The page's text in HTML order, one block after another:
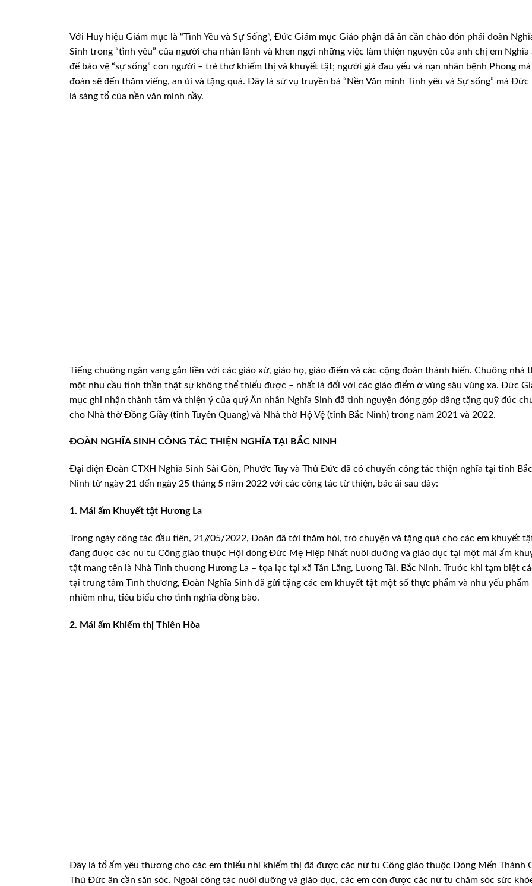
Với Huy hiệu Giám mục là “Tình Yêu và SựSống”, Đức Giám mục Giáo phận đã ân cần chào đón phái đoàn
Sinh trong “tình yêu” của người cha nhân lành và khen ngợi những việc làm thiện nguyện của anh chị em Nghĩa
để bảo vệ “sự sống” con người – trẻ thơ khiếm thị và khuyết tật; người già đau yếu và nạn nhân bệnh Phong
đoàn sẽ đến thăm viếng, an ủi và tặng quà. Đây là sứ vụ truyền bá “Nền Văn minh Tình yêu và Sự sống” mà
là sáng tổ của nền văn minh nầy.
Tiếng chuông ngân vang gắn liền với các giáo xứ, giáo họ, giáo điểm và các cộng đoàn thánh hiến. Chuông nhà
một nhu cầu tinh thần thật sự không thể thiếu được – nhất là đối với các giáo điểm ở vùng sâu vùng xa. Đức
mục ghi nhận thành tâm và thiện ‎ý của quý Ân nhân Nghĩa Sinh đã tình nguyện đóng góp dâng tặng quỹ đúc
cho Nhà thờ Đồng Giầy (tỉnh Tuyên Quang) và Nhà thờ Hộ Vệ (tỉnh Bắc Ninh) trong năm 2021 và 2022.
ĐOÀN NGHĨA SINH CÔNG TÁC THIỆN NGHĨA TẠI BẮC NINH
Đại diện Đoàn CTXH Nghĩa Sinh Sài Gòn, Phước Tuy và Thủ Đức đã có chuyến công tác thiện nghĩa tại tỉnh Bắc
Ninh từ ngày 21 đến ngày 25 tháng 5 năm 2022 với các công tác từ thiện, bác ái sau đây:
1. Mái ấm Khuyết tật HươngLa
Trong ngày công tác đầu tiên, 21//05/2022, Đoàn đã tới thăm hỏi, trò chuyện và tặng quà cho các em khuyết
đang được các nữ tu Công giáo thuộc Hội dòng Đức Mẹ Hiệp Nhất nuôi dưỡng và giáo dục tại một mái ấm
tật mang tên là Nhà Tình thương Hương La – tọa lạc tại xã Tân Lãng, Lương Tài, Bắc Ninh. Trước khi tạm biệt
tại trung tâm Tình thương, Đoàn Nghĩa Sinh đã gửi tặng các em khuyết tật một số thực phẩm và nhu yếu phẩm
nhiêm nhu, tiêu biểu cho tình nghĩa đồng bào.
2. Mái ấm Khiếm thị Thiên Hòa
Đây là tổ ấm yêu thương cho các em thiếu nhi khiếm thị đã được các nữ tu Công giáo thuộc Dòng Mến Thánh
Thủ Đức ân cần săn sóc. Ngoài công tác nuôi dưỡng và giáo dục, các em còn được các nữ tu chăm sóc sức